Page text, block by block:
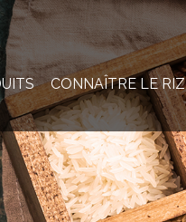
CONNAÎTRE LE RIZ